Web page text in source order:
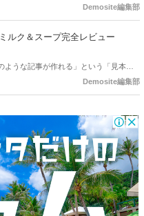
Demosite編集部
ルク＆スープ完全レビュー
ような記事が作れる」という「見本」
Demosite編集部